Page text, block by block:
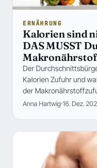
ERNÄHRUNG
Kalorien sind
DAS MUSST
Der
Kalorien Zufuhr und
der
Anna Hartwig 16. Dez.